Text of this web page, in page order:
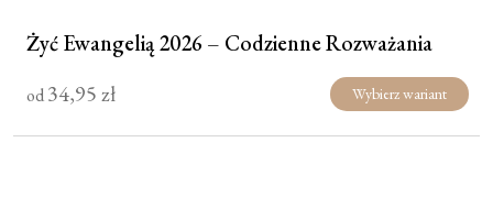
Żyć Ewangelią 2026 – Codzienne Rozważania
od34,95zł Wybierz wariant